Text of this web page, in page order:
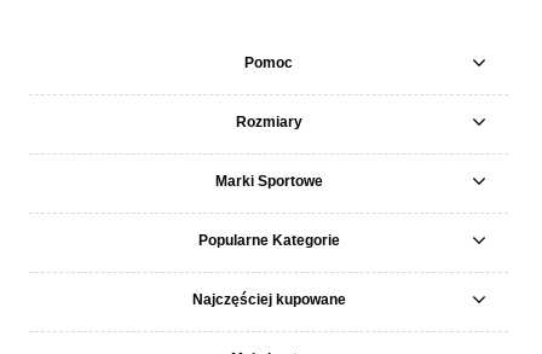
Pomoc
Rozmiary
Marki Sportowe
Popularne Kategorie
Najczęściej kupowane